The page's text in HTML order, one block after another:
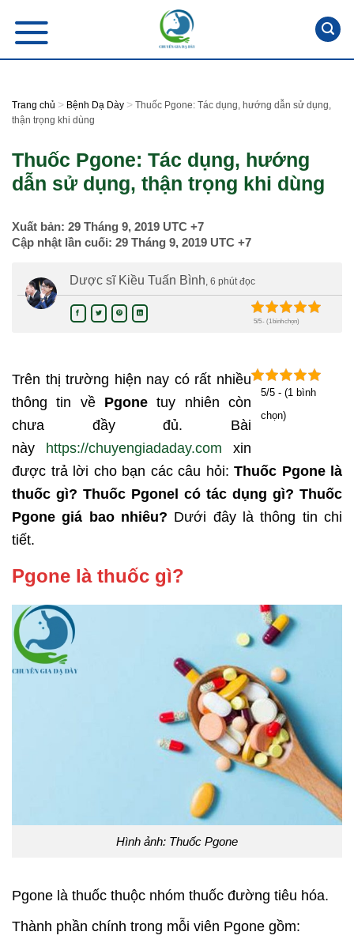
content
Trang chủ > Bệnh Dạ Dày > Thuốc Pgone: Tác dụng, hướng dẫn sử dụng,
thận trọng khi dùng
Thuốc Pgone: Tác dụng, hướng
dẫn sử dụng, thận trọng khi dùng
Xuất bản: 29 Tháng 9, 2019 UTC +7
Cập nhật lần cuối: 29 Tháng 9, 2019 UTC +7
Dược sĩ Kiều Tuấn Bình, 6 phút đọc
5/5 - (1 bình chọn)
5/5 - (1 bình
chọn)
Trên thị trường hiện nay có rất nhiều
thông tin về Pgone tuy nhiên còn
chưa đầy đủ. Bài
này https://chuyengiadaday.com xin
được trả lời cho bạn các câu hỏi: Thuốc Pgone là
thuốc gì? Thuốc Pgonel có tác dụng gì? Thuốc
Pgone giá bao nhiêu? Dưới đây là thông tin chi
tiết.
Pgone là thuốc gì?
Hình ảnh: Thuốc Pgone
Pgone là thuốc thuộc nhóm thuốc đường tiêu hóa.
Thành phần chính trong mỗi viên Pgone gồm: